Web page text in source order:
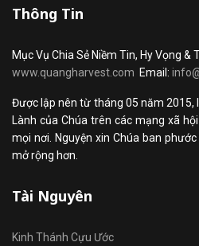
Thông Tin
Mục Vụ Chia Sẻ Niềm Tin, Hy Vọng &
www.quangharvest.com Email:
Được lập nên từ tháng 05 năm 2015,
Lành của Chúa trên các mạng xã
mọi nơi. Nguyện xin Chúa ban
mở rộng hơn.
Tài Nguyên
Kinh Thánh Cựu Ước